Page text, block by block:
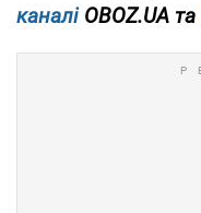
каналіOBOZ.UA та